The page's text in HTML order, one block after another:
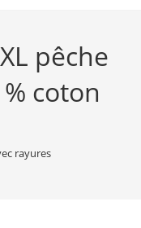
pêche
coton
rayures